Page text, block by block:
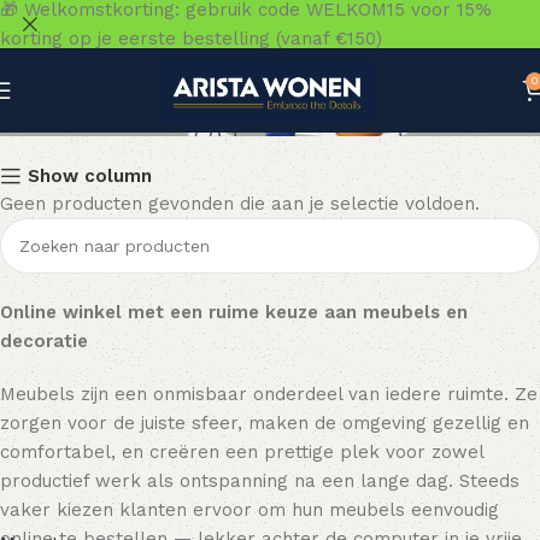
0
Badkamer
Show column
Geen producten gevonden die aan je selectie voldoen.
Online winkel met een ruime keuze aan meubels en
decoratie
Meubels zijn een onmisbaar onderdeel van iedere ruimte. Ze
zorgen voor de juiste sfeer, maken de omgeving gezellig en
comfortabel, en creëren een prettige plek voor zowel
productief werk als ontspanning na een lange dag. Steeds
vaker kiezen klanten ervoor om hun meubels eenvoudig
🎁 Welkomstkorting: gebruik code WELKOM15 voor 15%
korting op je eerste bestelling (vanaf €150)